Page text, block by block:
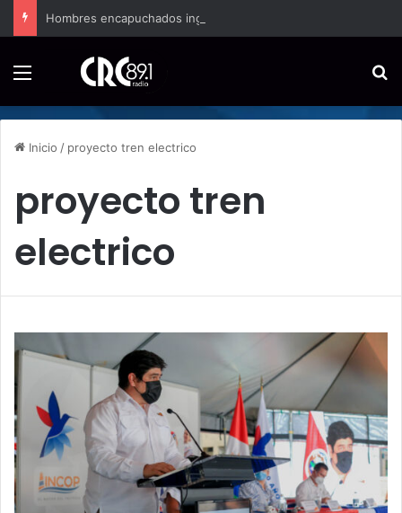
Inicio / proyecto tren electrico
proyecto tren
electrico